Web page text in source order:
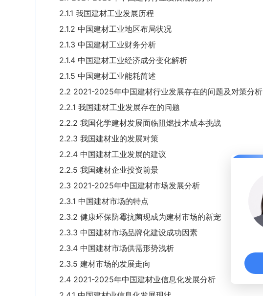
2.1.1 我国建材工业发展历程
2.1.2 中国建材工业地区布局状况
2.1.3 中国建材工业财务分析
2.1.4 中国建材工业经济成分变化解析
2.1.5 中国建材工业能耗简述
2.2 2021-2025年中国建材行业发展存在的问题及对策分析
2.2.1 我国建材工业发展存在的问题
2.2.2 我国化学建材发展面临阻燃技术成本挑战
2.2.3 我国建材业的发展对策
2.2.4 中国建材工业发展的建议
2.2.5 我国建材企业投资前景
2.3 2021-2025年中国建材市场发展分析
2.3.1 中国建材市场的特点
2.3.2 健康环保防霉抗菌现成为建材市场的新宠
2.3.3 中国建材市场品牌化建设成功因素
2.3.4 中国建材市场供需形势浅析
2.3.5 建材市场的发展走向
2.4 2021-2025年中国建材业信息化发展分析